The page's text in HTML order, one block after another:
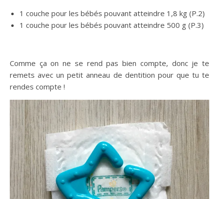
1 couche pour les bébés pouvant atteindre 1,8 kg (P.2)
1 couche pour les bébés pouvant atteindre 500 g (P.3)
Comme ça on ne se rend pas bien compte, donc je te
remets avec un petit anneau de dentition pour que tu te
rendes compte !